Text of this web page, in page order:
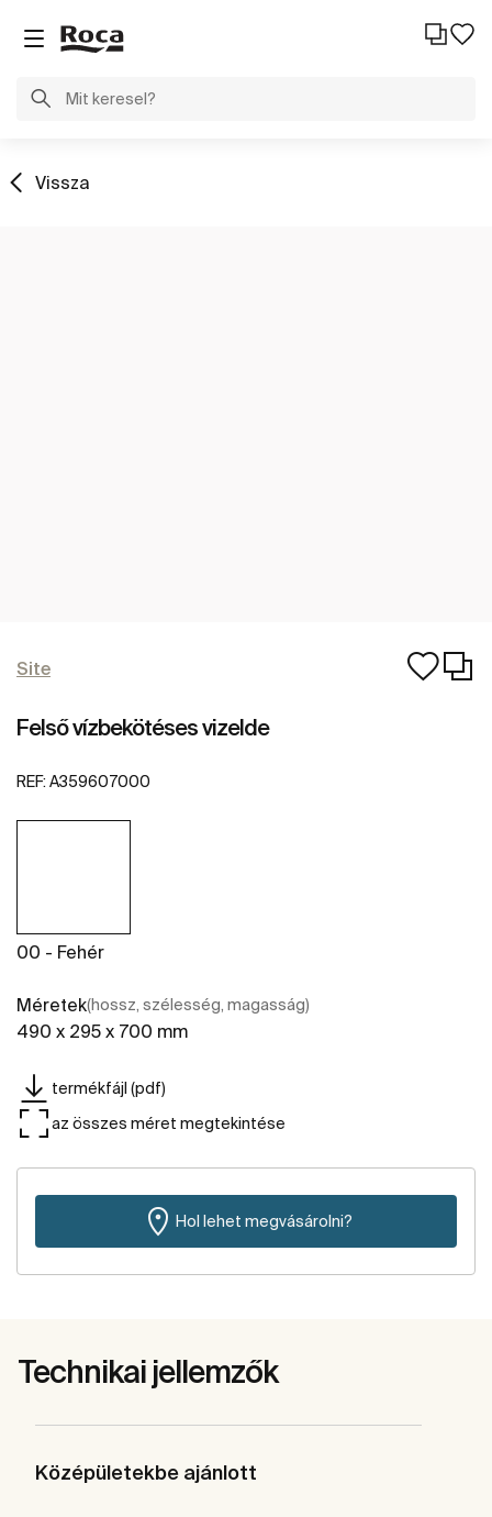
Vissza
Site
Felső vízbekötéses vizelde
REF: A359607000
00 - Fehér
Méretek(hossz, szélesség, magasság)
490 x 295 x 700 mm
termékfájl (pdf)
az összes méret megtekintése
Hol lehet megvásárolni?
Technikai jellemzők
Középületekbe ajánlott